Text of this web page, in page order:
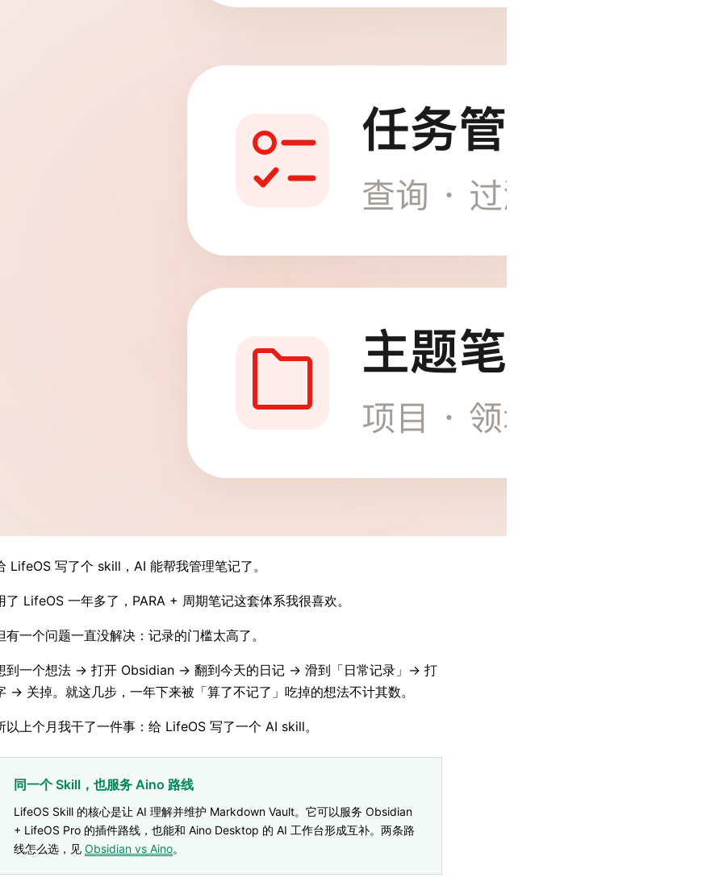
LifeOS 写了个 skill，AI 能帮我管理笔记了。
了 LifeOS 一年多了，PARA + 周期笔记这套体系我很喜欢。
有一个问题一直没解决：记录的门槛太高了。
到一个想法 → 打开 Obsidian → 翻到今天的日记 → 滑到「日常记录」→ 打
→ 关掉。就这几步，一年下来被「算了不记了」吃掉的想法不计其数。
以上个月我干了一件事：给 LifeOS 写了一个 AI skill。
同一个 Skill，也服务 Aino 路线
LifeOS Skill 的核心是让 AI 理解并维护 Markdown Vault。它可以服务 Obsidian
+ LifeOS Pro 的插件路线，也能和 Aino Desktop 的 AI 工作台形成互补。两条路
线怎么选，见 Obsidian vs Aino。